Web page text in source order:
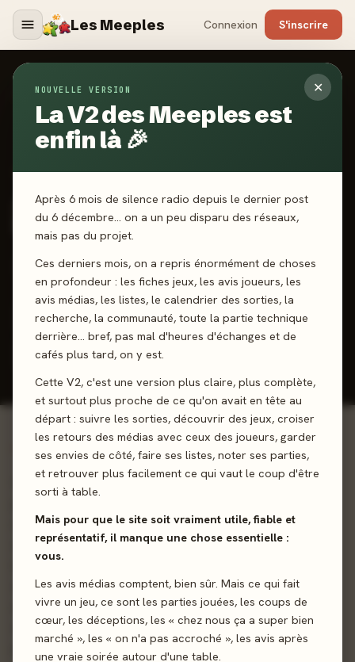
Les Meeples Connexion S'inscrire
✕
NOUVELLE VERSION
La V2 des Meeples est
enfin là 🎉
Après 6 mois de silence radio depuis le dernier post
du 6 décembre… on a un peu disparu des réseaux,
mais pas du projet.
Ces derniers mois, on a repris énormément de choses
en profondeur : les fiches jeux, les avis joueurs, les
avis médias, les listes, le calendrier des sorties, la
recherche, la communauté, toute la partie technique
derrière… bref, pas mal d'heures d'échanges et de
cafés plus tard, on y est.
Cette V2, c'est une version plus claire, plus complète,
et surtout plus proche de ce qu'on avait en tête au
départ : suivre les sorties, découvrir des jeux, croiser
les retours des médias avec ceux des joueurs, garder
ses envies de côté, faire ses listes, noter ses parties,
et retrouver plus facilement ce qui vaut le coup d'être
sorti à table.
Mais pour que le site soit vraiment utile, fiable et
représentatif, il manque une chose essentielle :
vous.
Les avis médias comptent, bien sûr. Mais ce qui fait
vivre un jeu, ce sont les parties jouées, les coups de
cœur, les déceptions, les « chez nous ça a super bien
marché », les « on n'a pas accroché », les avis après
une vraie soirée autour d'une table.
Jeux/Akropolis : Panthéon - Extension
2026·GIGAMIC
Akropolis : Panthéon -
Extension
1-4 joueurs 8 ans+ 30 min Pose de tuiles
J'ai joué Envie de jouer Wishlist
Donner mon avis
01 - LE JEU
Maintenant, coopérez ! Fini les rivalités entre cités : les
majestueuse et honorer les dieux antiques. Chaque
décision compte, chaque pierre posée mène la cité vers
sont les clés pour faire rayonner la Capitale à travers le
monde antique. Les joueurs choisissent ensemble un
scénario parmi Corinthe, Sparte ou Athènes, chacun
proposant une difficulté différente. Chaque joueur reçoit